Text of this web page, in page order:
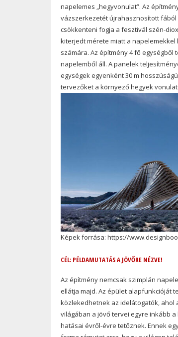
napelemes „hegyvonulat”. Az
vázszerkezetét újrahasznosított
csökkenteni fogja a fesztivál szén-
kiterjedt mérete miatt a
számára. Az építmény 4 fő egységből
napelemből áll. A panelek
egységek egyenként 30 m
tervezőket a környező hegyek
Képek forrása: https://
CÉL: PÉLDAMUTATÁS A JÖVŐRE NÉZVE!
Az építmény nemcsak szimplán
ellátja majd. Az épület alapfunkcióját
közlekedhetnek az idelátogatók, ahol
világában a jövő tervei egyre inkább
hatásai évről-évre tetőznek. Ennek